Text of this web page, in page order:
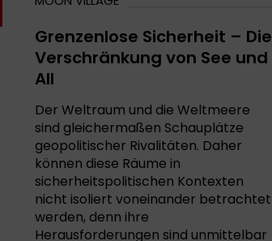
Grenzenlose Sicherheit – Die
Verschränkung von See und
All
Der Weltraum und die Weltmeere
sind gleichermaßen Schauplätze
geopolitischer Rivalitäten. Daher
können diese Räume in
sicherheitspolitischen Kontexten
nicht isoliert voneinander betrachtet
werden, denn ihre
Herausforderungen sind unmittelbar